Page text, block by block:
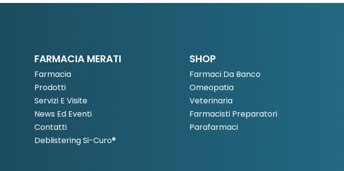
FARMACIA MERATI
Farmacia
Prodotti
Servizi E Visite
News Ed Eventi
Contatti
Deblistering Si-Curo®
SHOP
Farmaci Da Banco
Omeopatia
Veterinaria
Farmacisti Preparatori
Parafarmaci